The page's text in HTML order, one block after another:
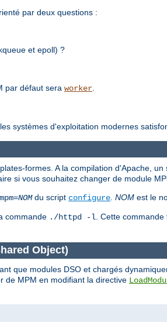
par deux questions :
et epoll) ?
par défaut sera worker
systèmes d'exploitation modernes
formes. A la compilation d'Apache,
si vous souhaitez changer de module
NOMdu script configure. NOM est le
commande ./httpd -l. Cette
Object)
que modules DSO et chargés
de MPM en modifiant la directive